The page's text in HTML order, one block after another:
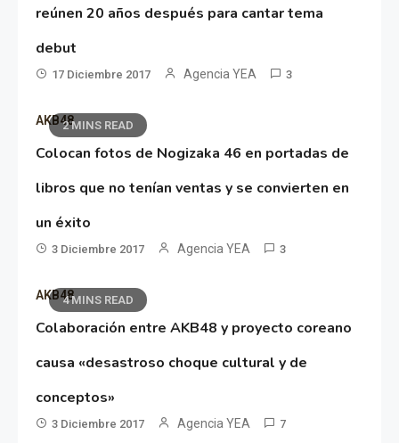
reúnen 20 años después para cantar tema
debut
17 Diciembre 2017 Agencia YEA 3
2 MINS READ
AKB48
Colocan fotos de Nogizaka 46 en portadas de
libros que no tenían ventas y se convierten en
un éxito
3 Diciembre 2017 Agencia YEA 3
4 MINS READ
AKB48
Colaboración entre AKB48 y proyecto coreano
causa «desastroso choque cultural y de
conceptos»
3 Diciembre 2017 Agencia YEA 7